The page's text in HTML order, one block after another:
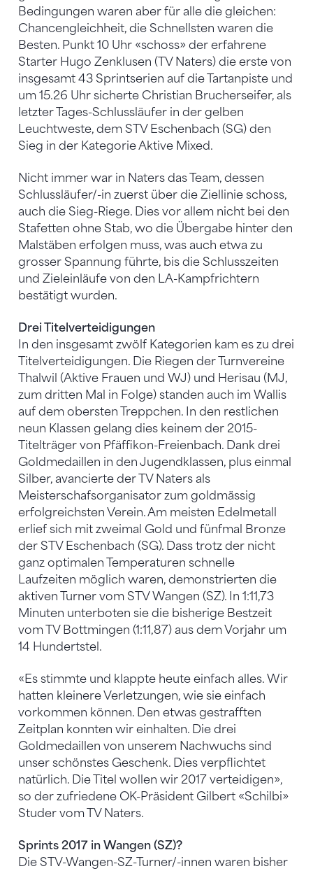
Bedingungen waren aber für alle die gleichen:
Chancengleichheit, die Schnellsten waren die
Besten. Punkt 10 Uhr «schoss» der erfahrene
Starter Hugo Zenklusen (TV Naters) die erste von
insgesamt 43 Sprintserien auf die Tartanpiste und
um 15.26 Uhr sicherte Christian Brucherseifer, als
letzter Tages-Schlussläufer in der gelben
Leuchtweste, dem STV Eschenbach (SG) den
Sieg in der Kategorie Aktive Mixed.
Nicht immer war in Naters das Team, dessen
Schlussläufer/-in zuerst über die Ziellinie schoss,
auch die Sieg-Riege. Dies vor allem nicht bei den
Stafetten ohne Stab, wo die Übergabe hinter den
Malstäben erfolgen muss, was auch etwa zu
grosser Spannung führte, bis die Schlusszeiten
und Zieleinläufe von den LA-Kampfrichtern
bestätigt wurden.
Drei Titelverteidigungen
In den insgesamt zwölf Kategorien kam es zu drei
Titelverteidigungen. Die Riegen der Turnvereine
Thalwil (Aktive Frauen und WJ) und Herisau (MJ,
zum dritten Mal in Folge) standen auch im Wallis
auf dem obersten Treppchen. In den restlichen
neun Klassen gelang dies keinem der 2015-
Titelträger von Pfäffikon-Freienbach. Dank drei
Goldmedaillen in den Jugendklassen, plus einmal
Silber, avancierte der TV Naters als
Meisterschafsorganisator zum goldmässig
erfolgreichsten Verein. Am meisten Edelmetall
erlief sich mit zweimal Gold und fünfmal Bronze
der STV Eschenbach (SG). Dass trotz der nicht
ganz optimalen Temperaturen schnelle
Laufzeiten möglich waren, demonstrierten die
aktiven Turner vom STV Wangen (SZ). In 1:11,73
Minuten unterboten sie die bisherige Bestzeit
vom TV Bottmingen (1:11,87) aus dem Vorjahr um
14 Hundertstel.
«Es stimmte und klappte heute einfach alles. Wir
hatten kleinere Verletzungen, wie sie einfach
vorkommen können. Den etwas gestrafften
Zeitplan konnten wir einhalten. Die drei
Goldmedaillen von unserem Nachwuchs sind
unser schönstes Geschenk. Dies verpflichtet
natürlich. Die Titel wollen wir 2017 verteidigen»,
so der zufriedene OK-Präsident Gilbert «Schilbi»
Studer vom TV Naters.
Sprints 2017 in Wangen (SZ)?
Die STV-Wangen-SZ-Turner/-innen waren bisher